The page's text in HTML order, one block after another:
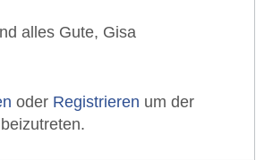
alles Gute, Gisa
oder Registrieren um der